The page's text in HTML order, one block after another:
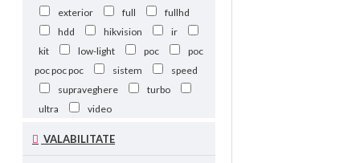
exterior
full
fullhd
hdd
hikvision
ir
kit
low-light poc
poc
poc poc poc
sistem
speed
supraveghere
turbo
ultra
video
VALABILITATE